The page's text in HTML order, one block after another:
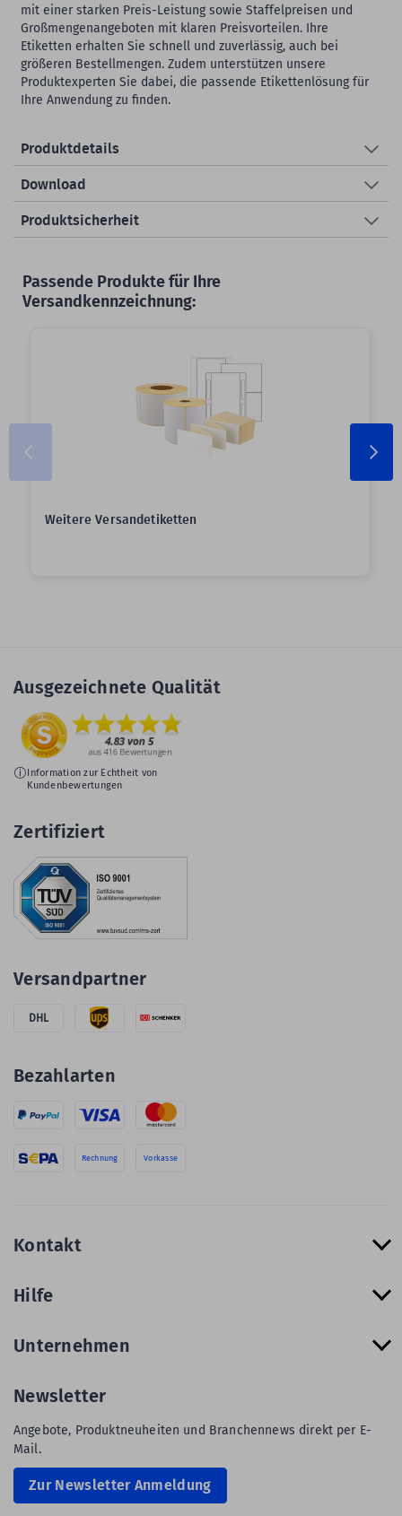
mit einer starken Preis-Leistung sowie Staffelpreisen und
Großmengenangeboten mit klaren Preisvorteilen. Ihre
Etiketten erhalten Sie schnell und zuverlässig, auch bei
größeren Bestellmengen. Zudem unterstützen unsere
Produktexperten Sie dabei, die passende Etikettenlösung für
Ihre Anwendung zu finden.
Produktdetails
Download
Produktsicherheit
Passende Produkte für Ihre
Versandkennzeichnung:
Weitere Versandetiketten
Ausgezeichnete Qualität
Information zur Echtheit von
Kundenbewertungen
Zertifiziert
Versandpartner
DHL
Bezahlarten
Rechnung Vorkasse
Kontakt
Hilfe
Unternehmen
Newsletter
Angebote, Produktneuheiten und Branchennews direkt per E-
Mail.
Zur Newsletter Anmeldung